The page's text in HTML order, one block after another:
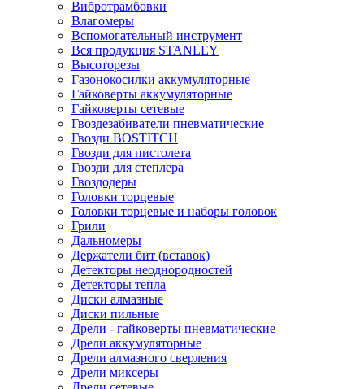
Вибротрамбовки
Влагомеры
Вспомогательный инструмент
Вся продукция STANLEY
Высоторезы
Газонокосилки аккумуляторные
Гайковерты аккумуляторные
Гайковерты сетевые
Гвоздезабиватели пневматические
Гвозди BOSTITCH
Гвозди для пистолета
Гвозди для степлера
Гвоздодеры
Головки торцевые
Головки торцевые и наборы головок
Грили
Дальномеры
Держатели бит (вставок)
Детекторы неоднородностей
Детекторы тепла
Диски алмазные
Диски пильные
Дрели - гайковерты пневматические
Дрели аккумуляторные
Дрели алмазного сверления
Дрели миксеры